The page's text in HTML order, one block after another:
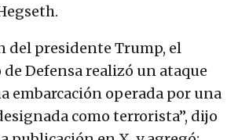
del presidente Trump, el
Defensa realizó un ataque
embarcación operada por una
como terrorista”, dijo